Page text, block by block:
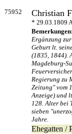
75952 Christian
* 29.03.1809
Bemerkungen:
Ergänzung
Geburt lt.
(1835, 1844).
Magdeburg-
Regierung zu
Zeitung" vom
Anzeige) und
128. Alter bei
sieben
Jahre.
Ehegatten /